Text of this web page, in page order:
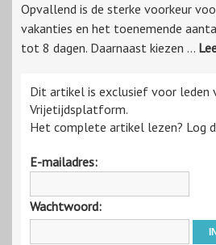
Opvallend is de sterke voorkeur
vakanties en het toenemende
tot 8 dagen. Daarnaast kiezen ...
Dit artikel is exclusief voor leden
Vrijetijdsplatform.
Het complete artikel lezen? Log
E-mailadres:
Wachtwoord: